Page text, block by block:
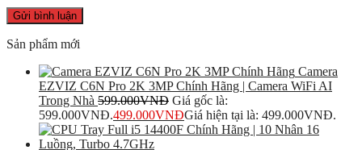
Sản phẩm mới
Camera
EZVIZ C6N Pro 2K 3MP Chính Hãng | Camera WiFi AI
Trong Nhà 599.000VNĐ Giá gốc là:
599.000VNĐ.499.000VNĐGiá hiện tại là: 499.000VNĐ.